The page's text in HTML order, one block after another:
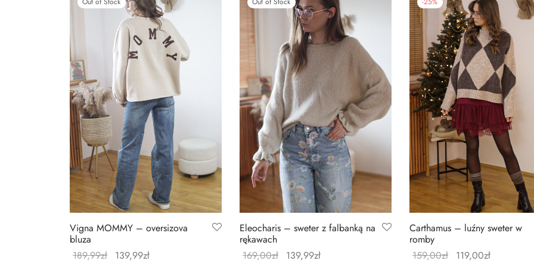
Out of Stock
Vigna MOMMY – oversizova
bluza
189,99zł 139,99zł
Out of Stock
Eleocharis – sweter z falbanką na
rękawach
169,00zł 139,99zł
-25%
Carthamus – luźny sweter w
romby
159,00zł 119,00zł